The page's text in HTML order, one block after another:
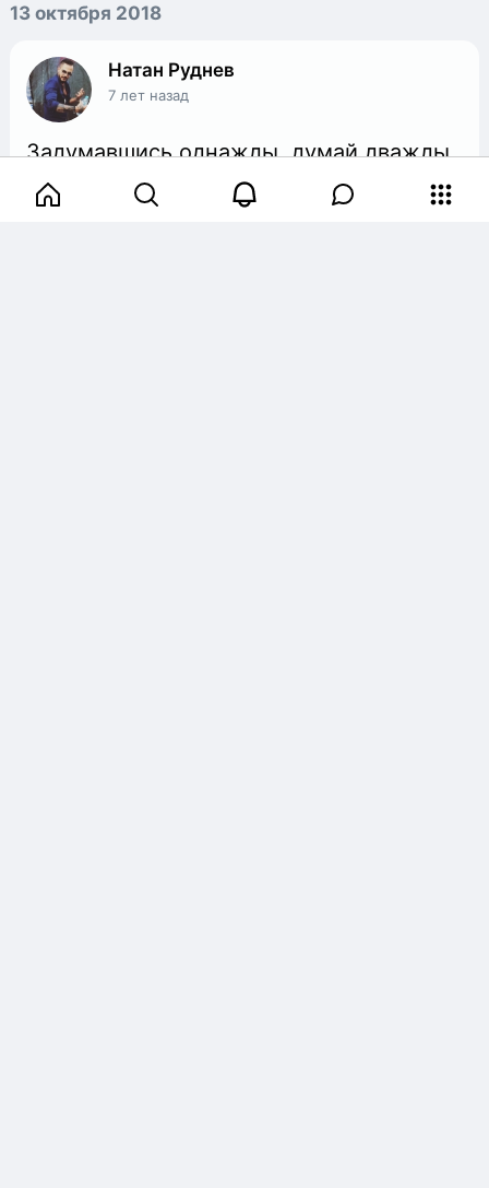
13 октября 2018
Натан Руднев
7 лет назад
Задумавшись однажды, думай дважды
наперёд✌️